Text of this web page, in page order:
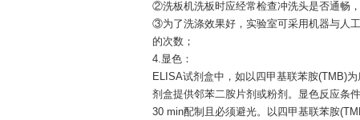
②洗板机洗板时应经常检查冲洗头是否通畅
③为了洗涤效果好，实验室可采用机器与人
的次数；
4.显色：
ELISA试剂盒中，如以四甲基联苯胺(TMB)
剂盒提供邻苯二胺片剂或粉剂。显色反应条
30 min配制且必须避光。以四甲基联苯胺